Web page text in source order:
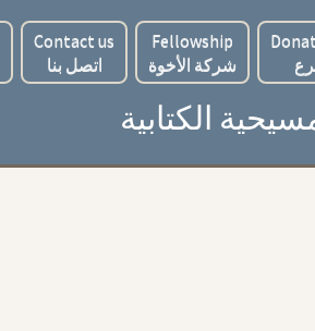
Contact us
اتصل بنا
Fellowship
شركة الأخوة
الكتابية